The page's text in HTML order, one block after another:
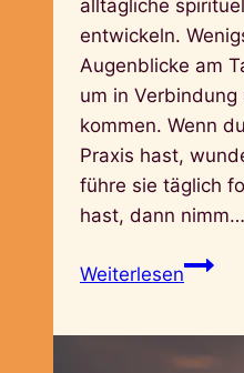
alltägliche
entwickeln.
Augenblicke am
um in
kommen. Wenn
Praxis hast,
führe sie täglich
hast, dann nimm…
Weiterlesen